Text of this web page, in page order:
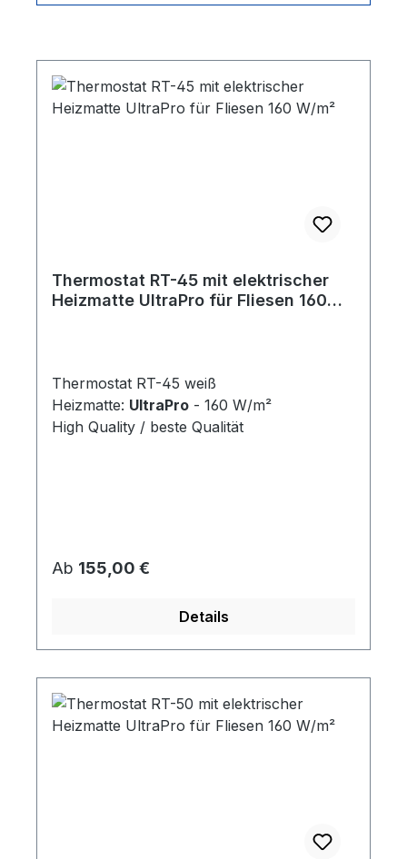
Thermostat RT-45 mit elektrischer
Heizmatte UltraPro für Fliesen 160
Thermostat RT-45 weiß
Heizmatte: UltraPro - 160 W/m²
High Quality / beste Qualität
Regulärer Preis:
Ab 155,00 €
Details